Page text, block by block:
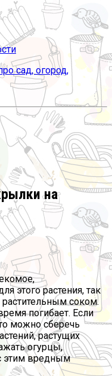
и птицеводство
на
этого растения, так
растительным соком.
погибает. Если
можно сберечь
растущих
огурцы,
этим вредным